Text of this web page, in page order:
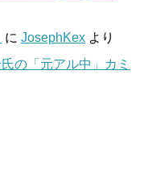
に JosephKex より
の「元アル中」カミ